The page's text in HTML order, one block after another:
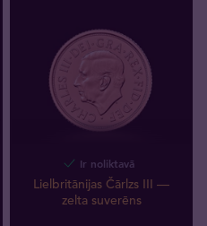
Ir noliktavā
Lielbritānijas Čārlzs III —
zelta suverēns